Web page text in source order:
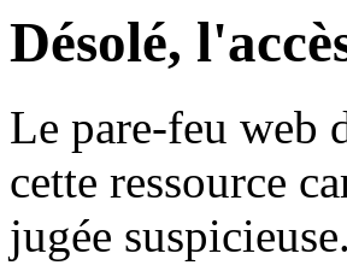
Désolé,
Le pare-feu web
cette ressource
jugée suspicieuse.